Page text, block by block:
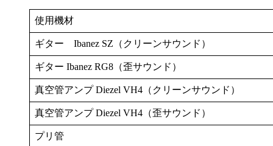
使用機材
ギター Ibanez SZ（クリーンサウンド）
ギター Ibanez RG8（歪サウンド）
真空管アンプ Diezel VH4（クリーンサウンド）
真空管アンプ Diezel VH4（歪サウンド）
プリ管